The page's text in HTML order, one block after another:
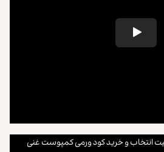
انتخاب و خرید کود ورمی کمپوست غنی